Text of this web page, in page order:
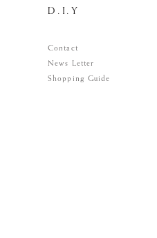
D.I.Y
Contact
News Letter
Shopping Guide